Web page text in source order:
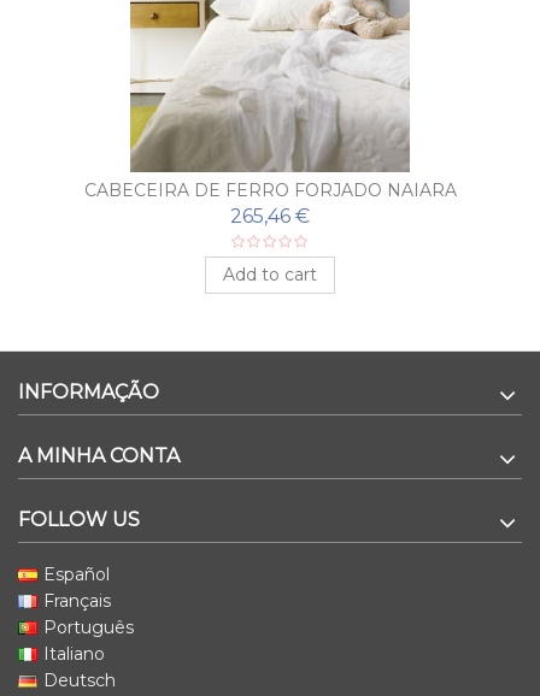
CABECEIRA DE FERRO FORJADO NAIARA
265,46 €
Add to cart
INFORMAÇÃO
A MINHA CONTA
FOLLOW US
Español
Français
Português
Italiano
Deutsch